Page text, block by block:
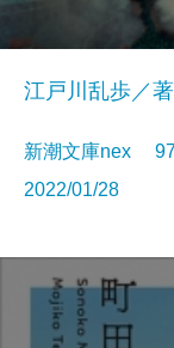
江戸川乱歩／著
新潮文庫nex
2022/01/28